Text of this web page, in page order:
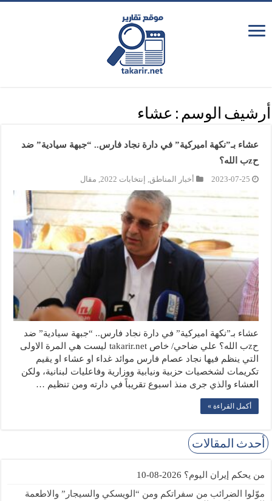
أرشيف الوسم : عشاء
عشاء بـ”نكهة اميركية” في دارة نجاد فارس.. “جبهة سيادية” ضد
حzب الله؟
2023-07-25 أخبار المناطق, إنتخابات 2022 , مقال
عشاء بـ”نكهة اميركية” في دارة نجاد فارس.. “جبهة سيادية” ضد
حzب الله؟ علي ضاحي/ خاص takarir.net ليست هي المرة الاولى
التي ينظم فيها نجاد عصام فارس موائد غداء او عشاء او يقيم
تكريمات لشخصيات حزبية ونيابية ووزارية وفاعليات لبنانية، ولكن
العشاء والذي جرى منذ اسبوع تقريباً في دارته ومن تنظيم …
أكمل القراءة »
أحدث المقالات
من يحكم إيران اليوم؟ 2026-08-10
موّلوا الضرائب من سفراتكم ومن “الويسكي والسيجار” والاطعمة